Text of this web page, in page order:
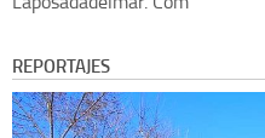
REPORTAJES